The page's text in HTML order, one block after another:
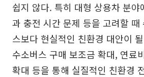
쉽지 않다. 특히 대형 상용차 분야
과 충전 시간 문제 등을 고려할 때
스보다 현실적인 친환경 대안이
수소버스 구매 보조금 확대, 연료
확대 등을 통해 실질적인 친환경